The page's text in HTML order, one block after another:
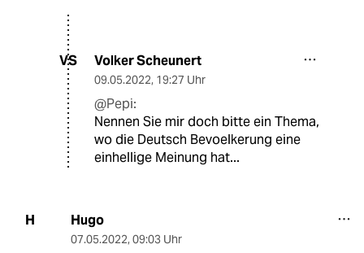
VS Volker Scheunert
09.05.2022, 19:27 Uhr
@Pepi:
Nennen Sie mir doch bitte ein Thema,
wo die Deutsch Bevoelkerung eine
einhellige Meinung hat...
H Hugo
07.05.2022, 09:03 Uhr